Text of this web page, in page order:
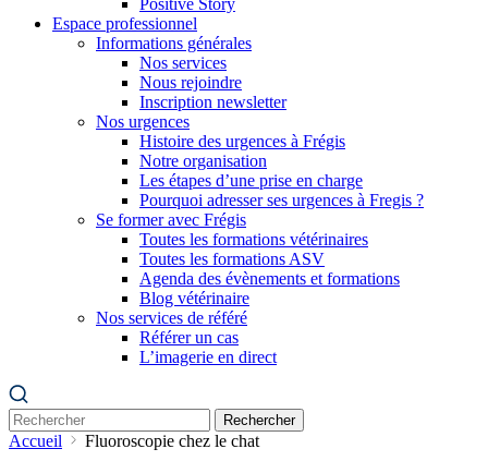
Positive Story
Espace professionnel
Informations générales
Nos services
Nous rejoindre
Inscription newsletter
Nos urgences
Histoire des urgences à Frégis
Notre organisation
Les étapes d’une prise en charge
Pourquoi adresser ses urgences à Fregis ?
Se former avec Frégis
Toutes les formations vétérinaires
Toutes les formations ASV
Agenda des évènements et formations
Blog vétérinaire
Nos services de référé
Référer un cas
L’imagerie en direct
Rechercher
Accueil Fluoroscopie chez le chat